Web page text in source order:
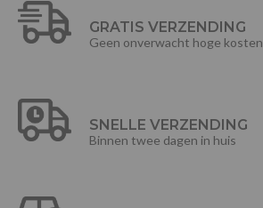
GRATIS VERZENDING
Geen onverwacht hoge kosten
SNELLE VERZENDING
Binnen twee dagen in huis